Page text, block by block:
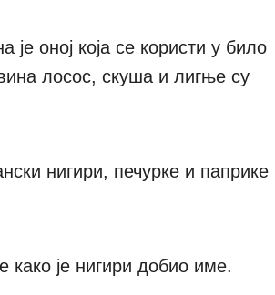
је оној која се користи у било
лосос, скуша и лигње су
нигири, печурке и паприке
како је нигири добио име.